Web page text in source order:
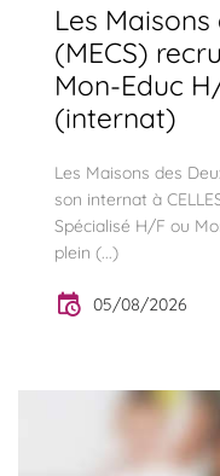
Les
(MECS)
Mon-Educ
(internat)
Les Maisons des
son internat à
Spécialisé H/F ou
plein (...)
05/08/2026